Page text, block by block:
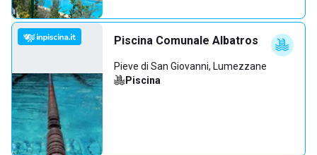
Piscina Comunale Albatros
Pieve di San Giovanni, Lumezzane
Piscina